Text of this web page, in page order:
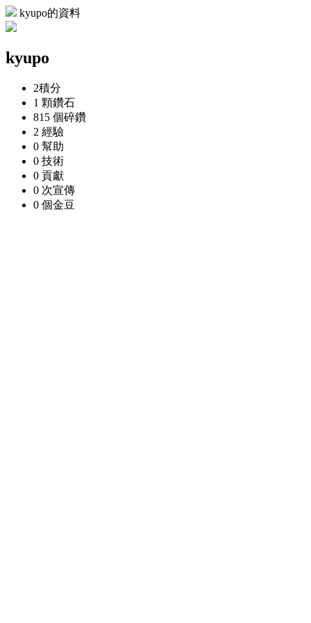
kyupo的資料
kyupo
2積分
1 顆鑽石
815 個碎鑽
2 經驗
0 幫助
0 技術
0 貢獻
0 次宣傳
0 個金豆